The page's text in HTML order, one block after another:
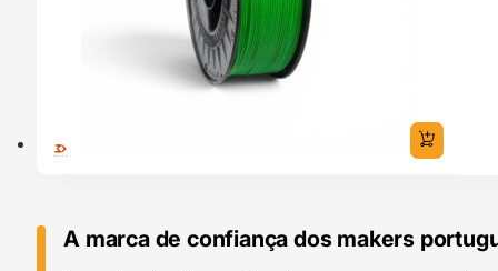
A marca de confiança dos makers